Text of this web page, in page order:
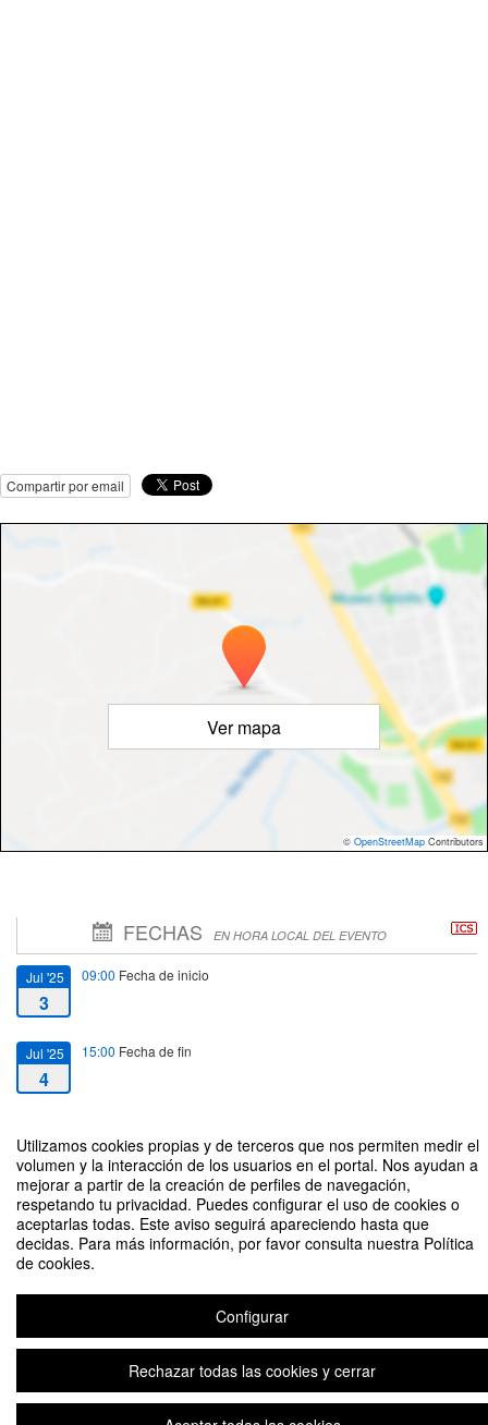
Utilizamos cookies propias y de terceros que nos permiten medir el
volumen y la interacción de los usuarios en el portal. Nos ayudan a
mejorar a partir de la creación de perfiles de navegación,
respetando tu privacidad. Puedes configurar el uso de cookies o
aceptarlas todas. Este aviso seguirá apareciendo hasta que
decidas. Para más información, por favor consulta nuestra Política
de cookies.
Configurar
Rechazar todas las cookies y cerrar
Compartir por email
Ver mapa
© OpenStreetMap Contributors
FECHAS EN HORA LOCAL DEL EVENTO
Jul '25
3
09:00 Fecha de inicio
Jul '25
4
15:00 Fecha de fin
XIV TALLER DE DOCTORANDOS EN ÉTICA EMPRESARIAL, RSE Y
SOSTENIBILIDAD
Organizado por Cátedra Iberdrola de Ética Económica y Emrpesarial
Plataforma de organización de eventos Symposium